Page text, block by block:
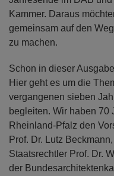
Kammer. Daraus
gemeinsam auf den
zu machen.
Schon in dieser
Hier geht es um die
vergangenen sieben
begleiten. Wir haben 70
Rheinland-Pfalz den
Prof. Dr. Lutz
Staatsrechtler Prof. Dr.
der